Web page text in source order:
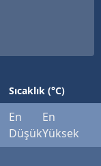
Sıcaklık (°C)
En
Düşük
En
Yüksek